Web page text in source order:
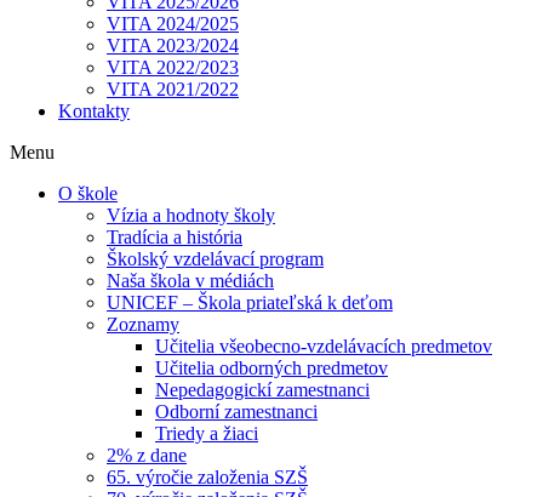
VITA 2024/2025
VITA 2023/2024
VITA 2022/2023
VITA 2021/2022
Kontakty
Menu
O škole
Vízia a hodnoty školy
Tradícia a história
Školský vzdelávací program
Naša škola v médiách
UNICEF – Škola priateľská k deťom
Zoznamy
Učitelia všeobecno-vzdelávacích predmetov
Učitelia odborných predmetov
Nepedagogickí zamestnanci
Odborní zamestnanci
Triedy a žiaci
2% z dane
65. výročie založenia SZŠ